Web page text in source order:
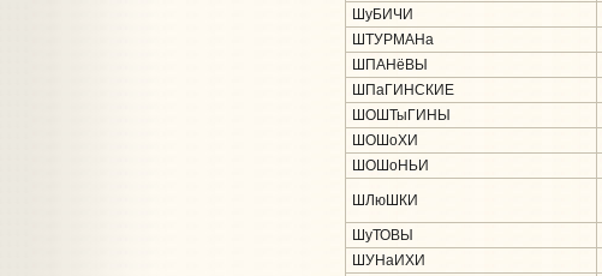
ШуБИЧИ
ШТУРМАНа
ШПАНёВЫ
ШПаГИНСКИЕ
ШОШТыГИНЫ
ШОШоХИ
ШОШоНЬИ
ШЛюШКИ
ШуТОВЫ
ШУНаИХИ